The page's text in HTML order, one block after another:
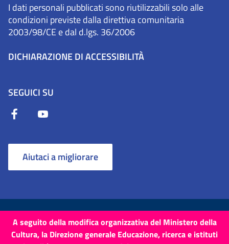
A seguito della modifica organizzativa del Ministero della
Cultura, la Direzione generale Educazione, ricerca e istituti
I dati personali pubblicati sono riutilizzabili solo alle
condizioni previste dalla direttiva comunitaria
2003/98/CE e dal d.lgs. 36/2006
DICHIARAZIONE DI ACCESSIBILITÀ
SEGUICI SU
Aiutaci a migliorare
Termini e Condizioni Cookie Privacy Policy